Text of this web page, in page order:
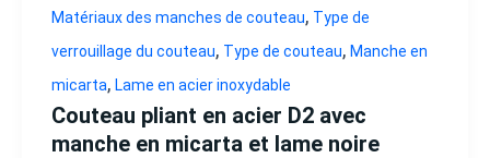
Matériaux des manches de couteau, Type de
verrouillage du couteau, Type de couteau, Manche en
micarta, Lame en acier inoxydable
Couteau pliant en acier D2 avec
manche en micarta et lame noire